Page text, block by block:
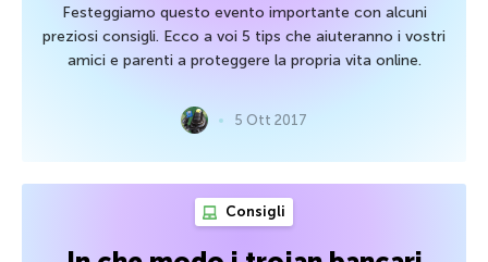
Festeggiamo questo evento importante con alcuni
preziosi consigli. Ecco a voi 5 tips che aiuteranno i vostri
amici e parenti a proteggere la propria vita online.
5 Ott 2017
Consigli